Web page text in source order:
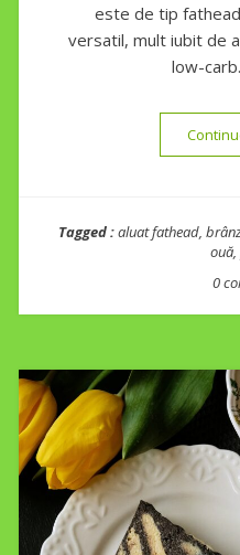
este de tip
versatil, mult iubit de
low-
Tagged :aluat fathead,
ouă,
0